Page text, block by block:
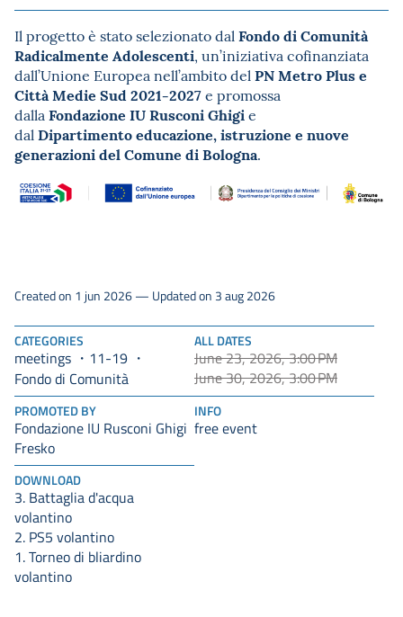
Il progetto è stato selezionato dal Fondo di Comunità
Radicalmente Adolescenti, un’iniziativa cofinanziata
dall’Unione Europea nell’ambito del PN Metro Plus e
Città Medie Sud 2021-2027e promossa
dalla Fondazione IU Rusconi Ghigi e
dal Dipartimento educazione, istruzione e nuove
generazioni del Comune di Bologna.
CATEGORIES
meetings
11-19
Fondo di Comunità
ALL DATES
June 23, 2026, 3:00 PM
June 30, 2026, 3:00 PM
PROMOTED BY
Fondazione IU Rusconi Ghigi
Fresko
INFO
free event
DOWNLOAD
3. Battaglia d'acqua
volantino
2. PS5 volantino
1. Torneo di bliardino
volantino
Created on 1 jun 2026 — Updated on 3 aug 2026